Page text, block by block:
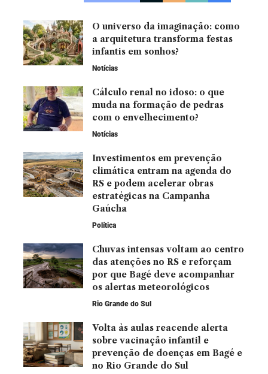
O universo da imaginação: como
a arquitetura transforma festas
infantis em sonhos?
Notícias
Cálculo renal no idoso: o que
muda na formação de pedras
com o envelhecimento?
Notícias
Investimentos em prevenção
climática entram na agenda do
RS e podem acelerar obras
estratégicas na Campanha
Gaúcha
Política
Chuvas intensas voltam ao centro
das atenções no RS e reforçam
por que Bagé deve acompanhar
os alertas meteorológicos
Rio Grande do Sul
Volta às aulas reacende alerta
sobre vacinação infantil e
prevenção de doenças em Bagé e
no Rio Grande do Sul